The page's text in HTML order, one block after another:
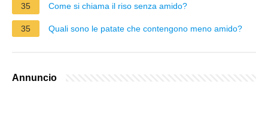
35 Come si chiama il riso senza amido?
35 Quali sono le patate che contengono meno amido?
Annuncio